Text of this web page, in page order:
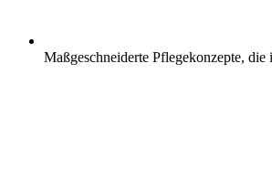
Maßgeschneiderte Pflegekonzepte,